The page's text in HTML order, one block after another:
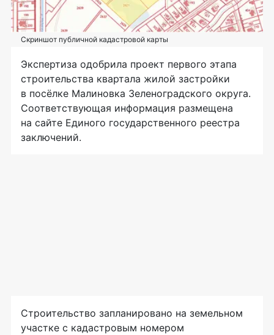
Скриншот публичной кадастровой карты
Экспертиза одобрила проект первого этапа
строительства квартала жилой застройки
в посёлке Малиновка Зеленоградского округа.
Соответствующая информация размещена
на сайте Единого государственного реестра
заключений.
Строительство запланировано на земельном
участке с кадастровым номером